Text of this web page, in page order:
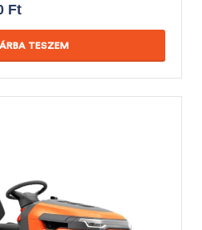
Ft
TESZEM